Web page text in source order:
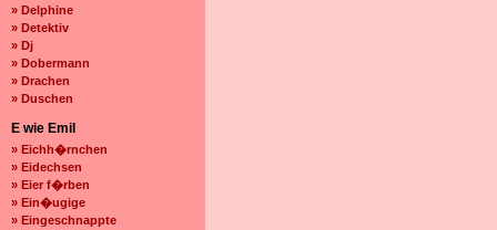
» Delphine
» Detektiv
» Dj
» Dobermann
» Drachen
» Duschen
E wie Emil
» Eichh�rnchen
» Eidechsen
» Eier f�rben
» Ein�ugige
» Eingeschnappte